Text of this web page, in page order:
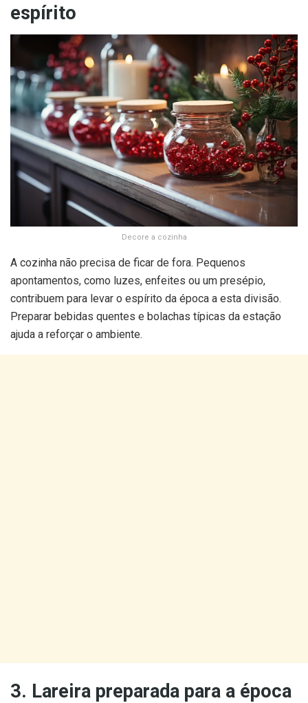
espírito
Decore a cozinha
A cozinha não precisa de ficar de fora. Pequenos
apontamentos, como luzes, enfeites ou um presépio,
contribuem para levar o espírito da época a esta divisão.
Preparar bebidas quentes e bolachas típicas da estação
ajuda a reforçar o ambiente.
3. Lareira preparada para a época